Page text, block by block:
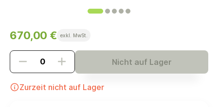
670,00 € exkl. MwSt.
Nicht auf Lager
Zurzeit nicht auf Lager